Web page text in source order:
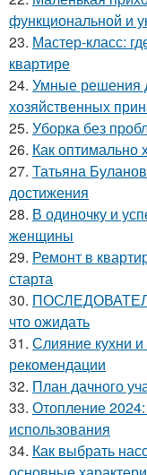
функциональной и
23. Мастер-класс:
квартире
24. Умные решения
хозяйственных
25. Уборка без
26. Как оптимально
27. Татьяна
достижения
28. В одиночку и
женщины
29. Ремонт в
старта
30.
что ожидать
31. Слияние кухни
рекомендации
32. План дачного
33. Отопление
использования
34. Как выбрать